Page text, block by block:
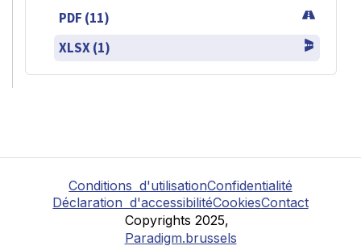
PDF (11)
XLSX (1)
Conditions d'utilisationConfidentialité
Déclaration d'accessibilitéCookiesContact
Copyrights 2025,
Paradigm.brussels